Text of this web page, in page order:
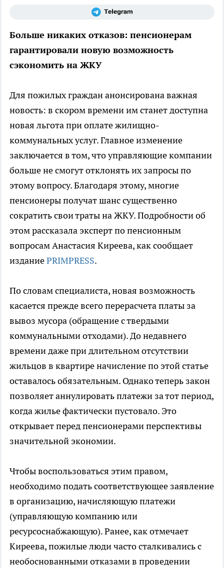
Больше никаких отказов: пенсионерам
гарантировали новую возможность
сэкономить на ЖКУ
Для пожилых граждан анонсирована важная
новость: в скором времени им станет доступна
новая льгота при оплате жилищно-
коммунальных услуг. Главное изменение
заключается в том, что управляющие компании
больше не смогут отклонять их запросы по
этому вопросу. Благодаря этому, многие
пенсионеры получат шанс существенно
сократить свои траты на ЖКУ. Подробности об
этом рассказала эксперт по пенсионным
вопросам Анастасия Киреева, как сообщает
изданиеPRIMPRESS.
По словам специалиста, новая возможность
касается прежде всего перерасчета платы за
вывоз мусора (обращение с твердыми
коммунальными отходами). До недавнего
времени даже при длительном отсутствии
жильцов в квартире начисление по этой статье
оставалось обязательным. Однако теперь закон
позволяет аннулировать платежи за тот период,
когда жилье фактически пустовало. Это
открывает перед пенсионерами перспективы
значительной экономии.
Чтобы воспользоваться этим правом,
необходимо подать соответствующее заявление
в организацию, начисляющую платежи
(управляющую компанию или
ресурсоснабжающую). Ранее, как отмечает
Киреева, пожилые люди часто сталкивались с
необоснованными отказами в проведении